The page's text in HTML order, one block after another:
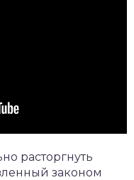
расторгнуть
законом